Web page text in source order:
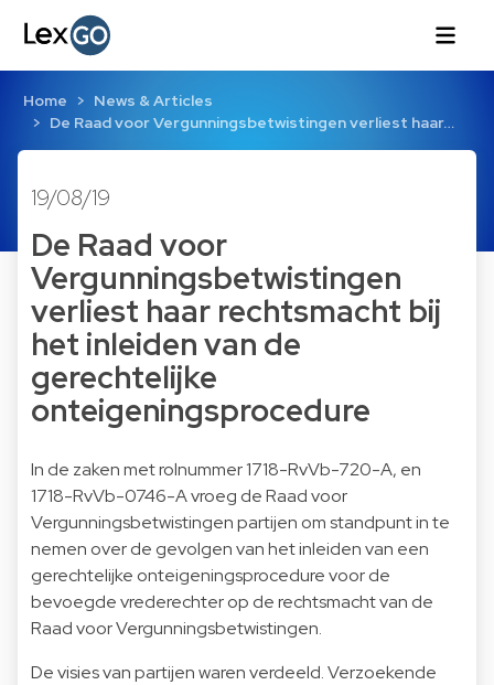
Home
News & Articles
De Raad voor Vergunningsbetwistingen verliest haar…
19/08/19
De Raad voor
Vergunningsbetwistingen
verliest haar rechtsmacht bij
het inleiden van de
gerechtelijke
onteigeningsprocedure
In de zaken met rolnummer 1718-RvVb-720-A, en
1718-RvVb-0746-A vroeg de Raad voor
Vergunningsbetwistingen partijen om standpunt in te
nemen over de gevolgen van het inleiden van een
gerechtelijke onteigeningsprocedure voor de
bevoegde vrederechter op de rechtsmacht van de
Raad voor Vergunningsbetwistingen.
De visies van partijen waren verdeeld. Verzoekende